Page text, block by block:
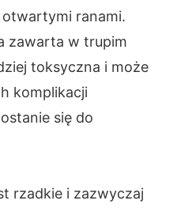
ranami.
zawarta w trupim
toksyczna i może
komplikacji
się do
rzadkie i zazwyczaj